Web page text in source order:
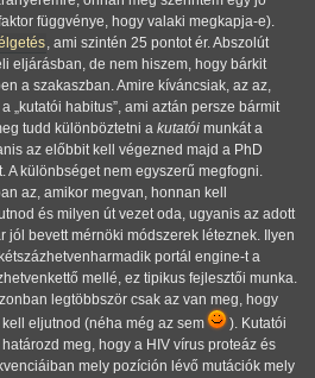
függvénye, hogy valaki megkapja-e).
, ami szintén 25 pontot ér. Abszolút
eljárásban, de nem hiszem, hogy bárkit
a szakaszban. Amire kíváncsiak, az az,
a
kutatói habitus , ami aztán persze bármit
tudd különböztetni a kutatói munkát a
az előbbit kell végezned majd a PhD
A különbséget nem egyszerű megfogni.
az, amikor megvan, honnan kell
és milyen út vezet oda, ugyanis az adott
jól bevett mérnöki módszerek léteznek. Ilyen
portál engine-t a
mellé, ez tipikus fejlesztői munka.
legtöbbször csak az van meg, hogy
eljutnod (néha még az sem
). Kutatói
meg, hogy a HIV vírus proteáz és
mely pozíción lévő mutációk mely